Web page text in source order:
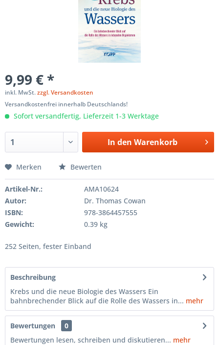
9,99 € *
inkl. MwSt.zzgl. Versandkosten
Versandkostenfrei innerhalb Deutschlands!
Sofort versandfertig, Lieferzeit 1-3 Werktage
In den Warenkorb
Merken Bewerten
Artikel-Nr.:
AMA10624
Autor:
Dr. Thomas Cowan
ISBN:
978-3864457555
Gewicht:
0.39 kg
252 Seiten, fester Einband
Beschreibung
Krebs und die neue Biologie des Wassers Ein
bahnbrechender Blick auf die Rolle des Wassers in... mehr
Bewertungen
0
Bewertungen lesen, schreiben und diskutieren... mehr